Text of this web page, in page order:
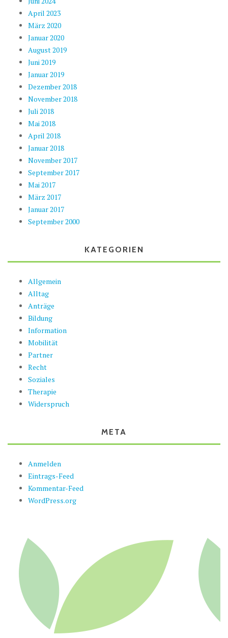
April 2023
März 2020
Januar 2020
August 2019
Juni 2019
Januar 2019
Dezember 2018
November 2018
Juli 2018
Mai 2018
April 2018
Januar 2018
November 2017
September 2017
Mai 2017
März 2017
Januar 2017
September 2000
KATEGORIEN
Allgemein
Alltag
Anträge
Bildung
Information
Mobilität
Partner
Recht
Soziales
Therapie
Widerspruch
META
Anmelden
Eintrags-Feed
Kommentar-Feed
WordPress.org